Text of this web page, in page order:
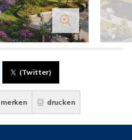
(Twitter)
merken drucken